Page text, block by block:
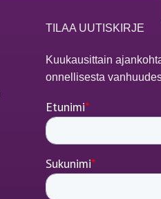
TILAA UUTISKIRJE
Kuukausittain
onnellisesta